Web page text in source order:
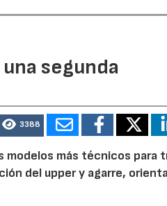
segunda
3388
modelos más técnicos para
del upper y agarre,